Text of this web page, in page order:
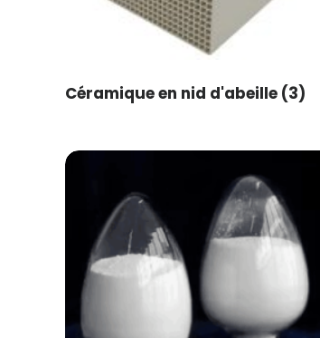
Céramique en nid d'abeille (3)